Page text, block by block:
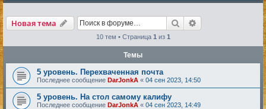
Новая тема Поиск Расширенный
10 тем • Страница 1 из 1
Темы
5 уровень. Перехваченная почта
Последнее сообщение DarJonkA « 04 сен 2023, 14:50
5 уровень. На стол самому калифу
Последнее сообщение DarJonkA « 04 сен 2023, 14:49